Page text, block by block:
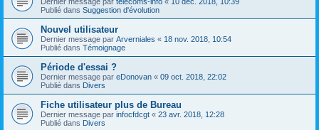
Publié dans Suggestion d'évolution
Nouvel utilisateur
Dernier message par Arverniales « 18 nov. 2018, 10:54
Publié dans Témoignage
Période d'essai ?
Dernier message par eDonovan « 09 oct. 2018, 22:02
Publié dans Divers
Fiche utilisateur plus de Bureau
Dernier message par infocfdcgt « 23 avr. 2018, 12:28
Publié dans Divers